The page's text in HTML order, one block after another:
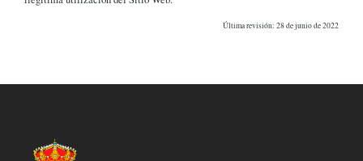
Última revisión: 28 de junio de 2022